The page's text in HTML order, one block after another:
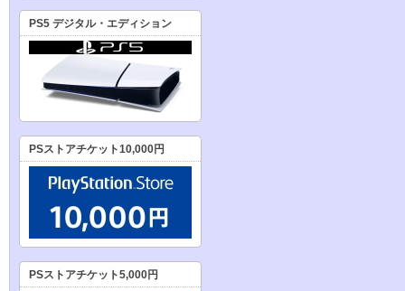
PS5 デジタル・エディション
PSストアチケット10,000円
PSストアチケット5,000円